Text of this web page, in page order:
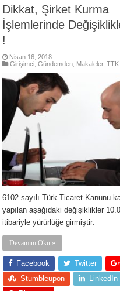
Dikkat, Şirket Kurma
İşlemlerinde
!
Nisan 16, 2018
Girişimci Gündemden Makaleler, TTK
6102 sayılı Türk Ticaret Kanunu
yapılan aşağıdaki değişiklikler
itibariyle yürürlüğe girmiştir:
Devamını Oku »
Facebook Twitter
Stumbleupon
LinkedIn